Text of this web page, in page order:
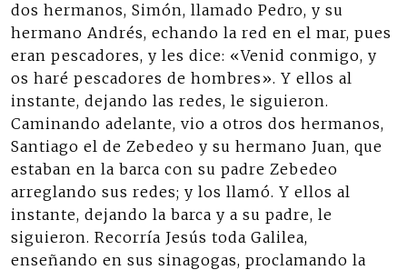
dos hermanos, Simón, llamado Pedro, y su
hermano Andrés, echando la red en el mar, pues
eran pescadores, y les dice: «Venid conmigo, y
os haré pescadores de hombres». Y ellos al
instante, dejando las redes, le siguieron.
Caminando adelante, vio a otros dos hermanos,
Santiago el de Zebedeo y su hermano Juan, que
estaban en la barca con su padre Zebedeo
arreglando sus redes; y los llamó. Y ellos al
instante, dejando la barca y a su padre, le
siguieron. Recorría Jesús toda Galilea,
enseñando en sus sinagogas, proclamando la